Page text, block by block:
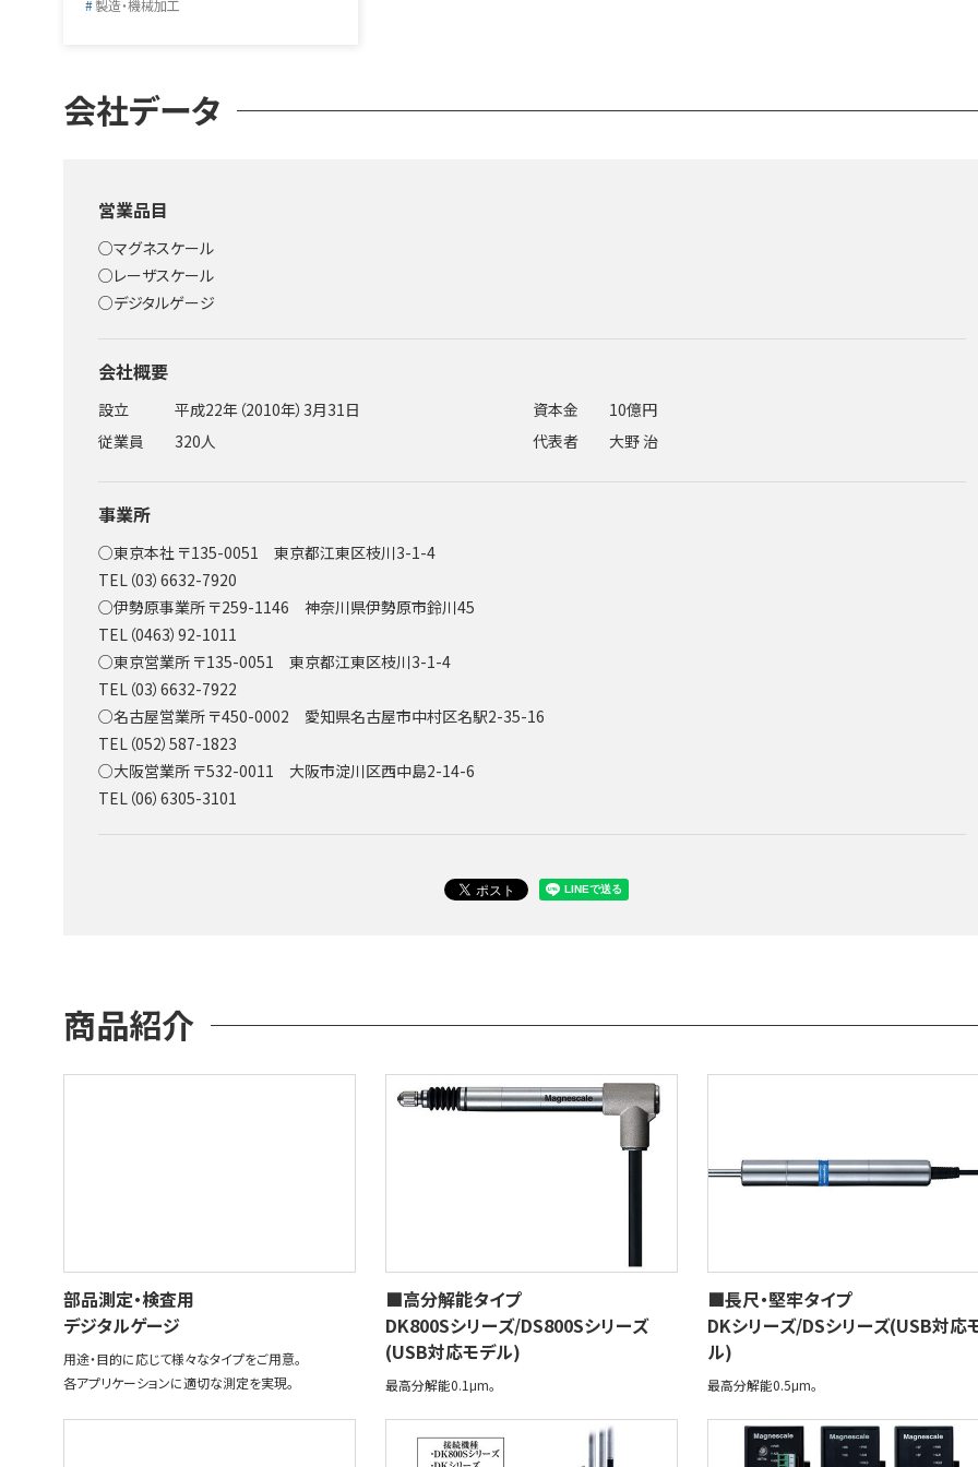
製造・機械加工
会社データ
営業品目
○マグネスケール
○レーザスケール
○デジタルゲージ
会社概要
設立 平成22年（2010年）3月31日 資本金
10億円
従業員
320人 代表者 大野 治
事業所
○東京本社 〒135-0051 東京都江東区枝川3-1-4
TEL（03）6632-7920
○伊勢原事業所 〒259-1146 神奈川県伊勢原市鈴川45
TEL（0463）92-1011
○東京営業所 〒135-0051 東京都江東区枝川3-1-4
TEL（03）6632-7922
○名古屋営業所 〒450-0002 愛知県名古屋市中村区名駅2-35-16
TEL（052）587-1823
○大阪営業所 〒532-0011 大阪市淀川区西中島2-14-6
TEL（06）6305-3101
商品紹介
部品測定・検査用
デジタルゲージ
用途・目的に応じて様々なタイプをご用意。
各アプリケーションに適切な測定を実現。
■高分解能タイプ
DK800Sシリーズ/DS800Sシリーズ
(USB対応モデル)
最高分解能0.1μm。
■長尺・堅牢タイプ
DKシリーズ/DSシリーズ(USB対応
ル)
最高分解能0.5μm。